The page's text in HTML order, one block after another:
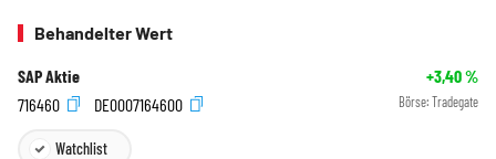
Behandelter Wert
SAP Aktie +3,40%
716460
DE0007164600 Börse: Tradegate
Watchlist